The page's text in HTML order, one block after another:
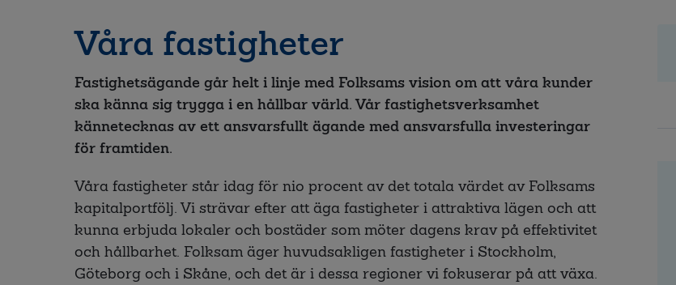
Våra fastigheter
Fastighetsägande går helt i linje med Folksams vision om att våra kunder
ska känna sig trygga i en hållbar värld. Vår fastighetsverksamhet
kännetecknas av ett ansvarsfullt ägande med ansvarsfulla investeringar
för framtiden.
Våra fastigheter står idag för nio procent av det totala värdet av Folksams
kapitalportfölj. Vi strävar efter att äga fastigheter i attraktiva lägen och att
kunna erbjuda lokaler och bostäder som möter dagens krav på effektivitet
och hållbarhet. Folksam äger huvudsakligen fastigheter i Stockholm,
Göteborg och i Skåne, och det är i dessa regioner vi fokuserar på att växa.